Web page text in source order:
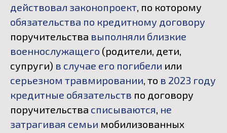
действовал законопроект, по которому
обязательства по кредитному договору
поручительства выполняли близкие
военнослужащего (родители, дети,
супруги) в случае его погибели или
серьезном травмировании, то в 2023 году
кредитные обязательств по договору
поручительства списываются, не
затрагивая семьи мобилизованных